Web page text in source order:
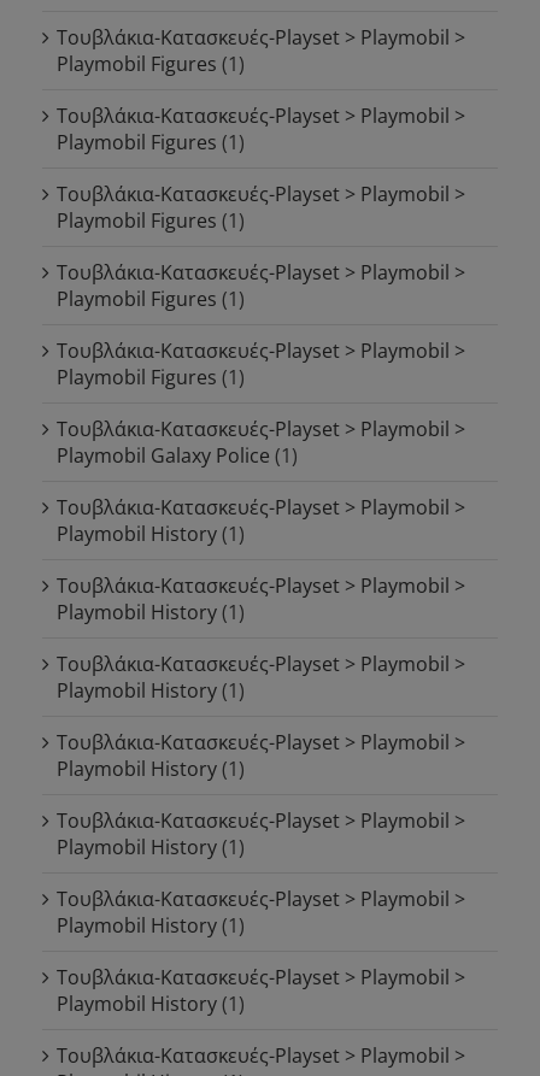
Τουβλάκια-Κατασκευές-Playset > Playmobil >
Playmobil Figures (1)
Τουβλάκια-Κατασκευές-Playset > Playmobil >
Playmobil Figures (1)
Τουβλάκια-Κατασκευές-Playset > Playmobil >
Playmobil Figures (1)
Τουβλάκια-Κατασκευές-Playset > Playmobil >
Playmobil Figures (1)
Τουβλάκια-Κατασκευές-Playset > Playmobil >
Playmobil Figures (1)
Τουβλάκια-Κατασκευές-Playset > Playmobil >
Playmobil Galaxy Police (1)
Τουβλάκια-Κατασκευές-Playset > Playmobil >
Playmobil History(1)
Τουβλάκια-Κατασκευές-Playset > Playmobil >
Playmobil History(1)
Τουβλάκια-Κατασκευές-Playset > Playmobil >
Playmobil History(1)
Τουβλάκια-Κατασκευές-Playset > Playmobil >
Playmobil History(1)
Τουβλάκια-Κατασκευές-Playset > Playmobil >
Playmobil History(1)
Τουβλάκια-Κατασκευές-Playset > Playmobil >
Playmobil History(1)
Τουβλάκια-Κατασκευές-Playset > Playmobil >
Playmobil History(1)
Τουβλάκια-Κατασκευές-Playset > Playmobil >